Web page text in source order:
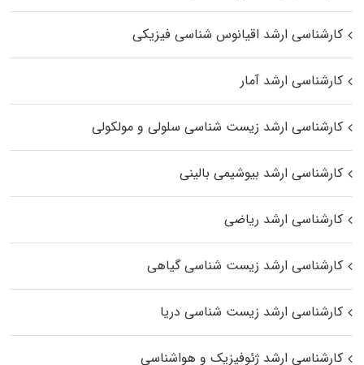
کارشناسی ارشد اقیانوس‌ شناسی فیزیکی
کارشناسی ارشد آمار
کارشناسی ارشد زیست شناسی سلولی و مولکولی
کارشناسی ارشد بیوشیمی بالینی
کارشناسی ارشد ریاضی
کارشناسی ارشد زیست‌ شناسی گیاهی
کارشناسی ارشد زیست‌ شناسی دریا
کارشناسی ارشد ژئوفیزیک و هواشناسی